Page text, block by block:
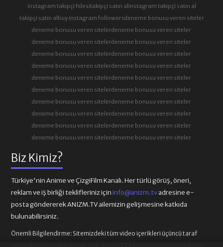
Biz Kimiz?
Türkiye'nin Anime ve ÇizgiFilm Kanalı. Her türlü görüş, öneri,
reklam ve iş birliği teklifleriniz içininfo@anizm.tvadresine e-
posta göndererek ANIZM.TV ailemizin gelişmesine katkıda
bulunabilirsiniz.
Önemli Bilgilendirme: Sitemizdeki tüm video içerikleri üçüncü taraf
instagram takipçi hilesitakipçi satın alinstagram takipçi satın al
takipçi satın albuy instagram followersdeneme bonusu veren siteler
deneme bonusu veren sitelerdeneme bonusu veren siteler
deneme bonusu veren sitelerdeneme bonusu veren siteler
deneme bonusu veren sitelerdeneme bonusu veren siteler
deneme bonusu veren sitelerdeneme bonusu veren siteler
deneme bonusu veren sitelerdeneme bonusu veren siteler
deneme bonusu veren sitelerdeneme bonusu veren siteler
deneme bonusu veren sitelerdeneme bonusu veren siteler
deneme bonusu veren sitelerdeneme bonusu veren siteler
deneme bonusu veren sitelerdeneme bonusu veren siteler
deneme bonusu veren sitelerdeneme bonusu veren siteler